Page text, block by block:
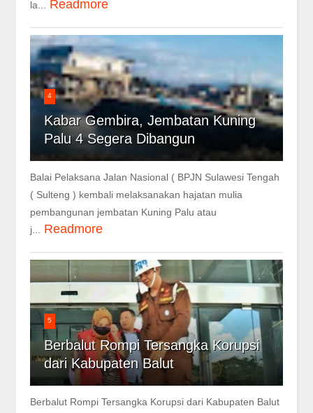
la... Readmore
4
Kabar Gembira, Jembatan Kuning
Palu 4 Segera Dibangun
Balai Pelaksana Jalan Nasional ( BPJN Sulawesi Tengah
( Sulteng ) kembali melaksanakan hajatan mulia
pembangunan jembatan Kuning Palu atau
j...
Readmore
5
Berbalut Rompi Tersangka Korupsi
dari Kabupaten Balut
Berbalut Rompi Tersangka Korupsi dari Kabupaten Balut